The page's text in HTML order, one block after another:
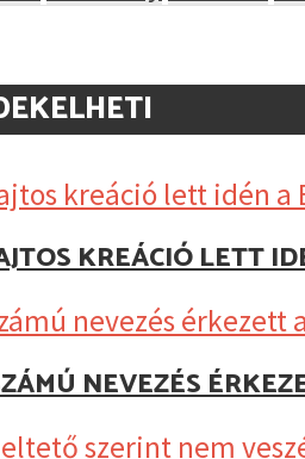
KREÁCIÓ LETT
NEVEZÉS